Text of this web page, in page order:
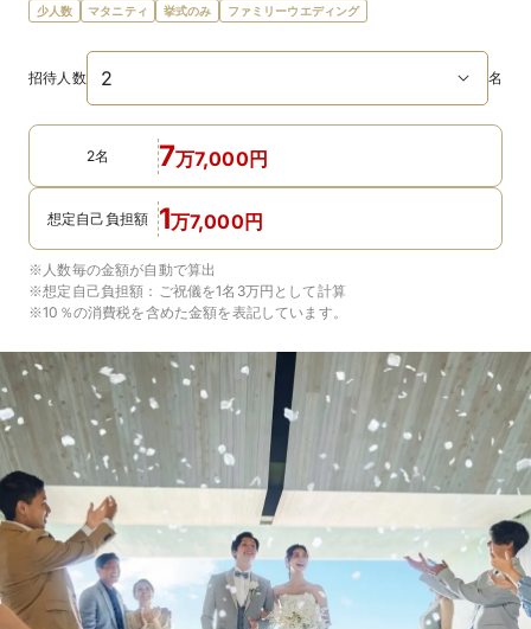
少人数 マタニティ 挙式のみ ファミリーウエディング
招待人数 名
2名 7万7,000円
想定自己負担額 1万7,000円
※人数毎の金額が自動で算出
※想定自己負担額： ご祝儀を1名3万円 として計算
※10％の消費税を含めた金額を表記しています。